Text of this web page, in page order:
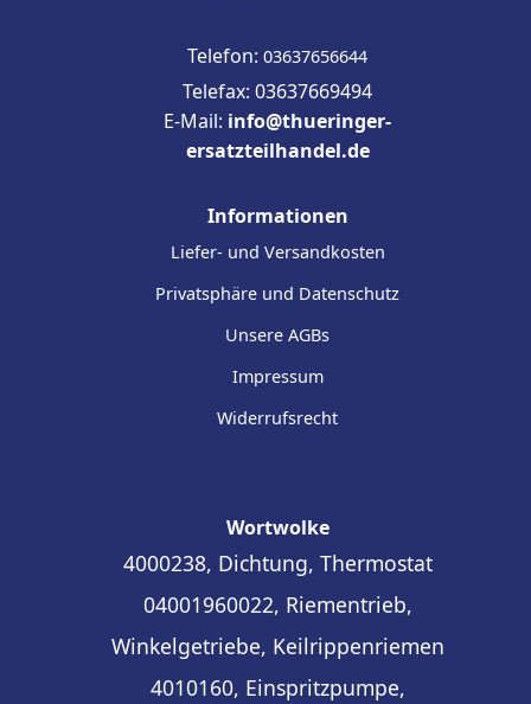
Telefon: 03637656644
Telefax: 03637669494
E-Mail: info@thueringer-
ersatzteilhandel.de
Informationen
Liefer- und Versandkosten
Privatsphäre und Datenschutz
Unsere AGBs
Impressum
Widerrufsrecht
Wortwolke
4000238, Dichtung, Thermostat
04001960022, Riementrieb,
Winkelgetriebe, Keilrippenriemen
4010160, Einspritzpumpe,